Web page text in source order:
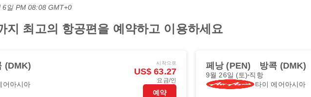
6일 PM 08:08 GMT+0
지 최고의 항공편을 예약하고 이용하세요
(DMK)
어아시아
시작으로
US$ 63.27
요금/인
예약
페낭 (PEN) 방콕 (DMK)
9월 26일 (토) 직항
타이 에어아시아